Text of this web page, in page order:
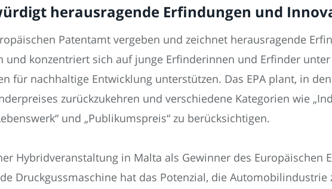
herausragende Erfindungen und
Patentamt vergeben und zeichnet herausragende
und konzentriert sich auf junge Erfinderinnen und Erfinder unter
für nachhaltige Entwicklung unterstützen. Das EPA plant, in
zurückzukehren und verschiedene Kategorien wie
und „Publikumspreis“ zu berücksichtigen.
Hybridveranstaltung in Malta als Gewinner des Europäischen
Druckgussmaschine hat das Potenzial, die